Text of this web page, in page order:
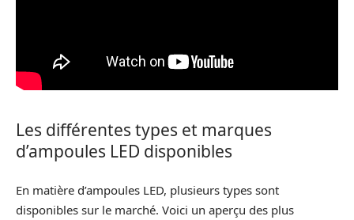
Les différentes types et marques
d’ampoules LED disponibles
En matière d’ampoules LED, plusieurs types sont
disponibles sur le marché. Voici un aperçu des plus